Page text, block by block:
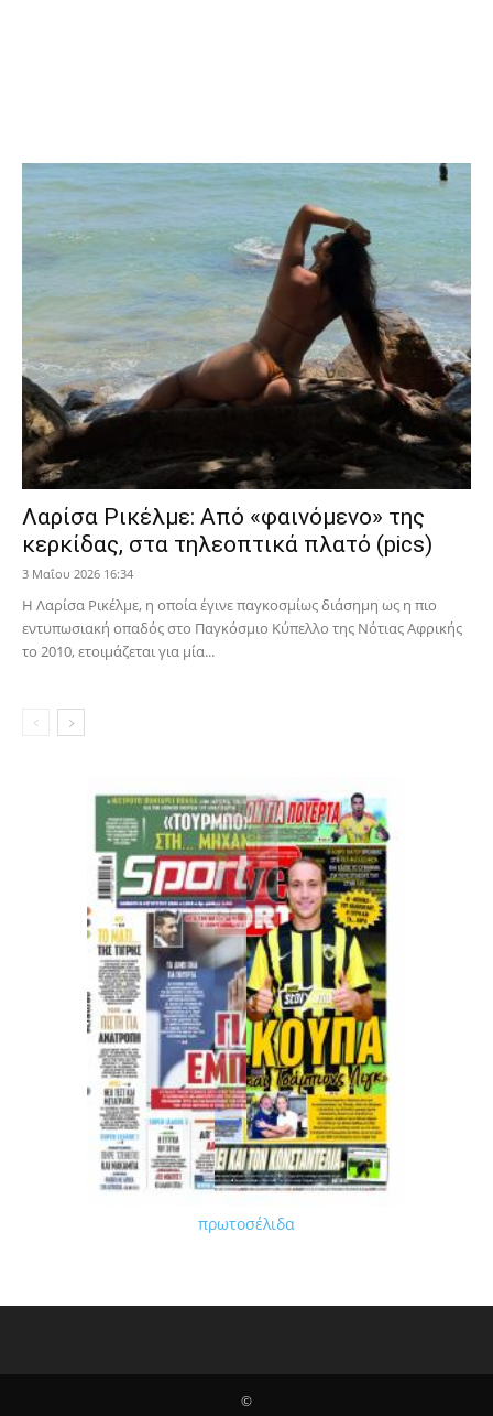
Λαρίσα Ρικέλμε: Από «φαινόμενο» της
κερκίδας, στα τηλεοπτικά πλατό (pics)
3 Μαΐου 2026 16:34
Η Λαρίσα Ρικέλμε, η οποία έγινε παγκοσμίως διάσημη ως η πιο
εντυπωσιακή οπαδός στο Παγκόσμιο Κύπελλο της Νότιας Αφρικής
το 2010, ετοιμάζεται για μία...
πρωτοσέλιδα
©